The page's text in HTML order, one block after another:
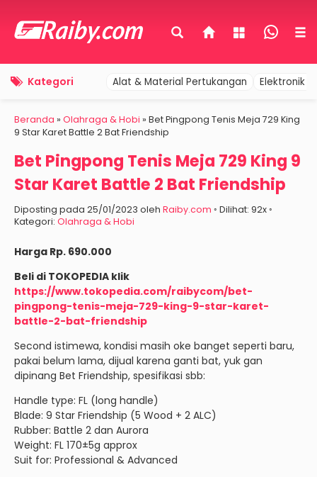
Kategori Alat & Material Pertukangan Elektronik
Beranda » Olahraga & Hobi » Bet Pingpong Tenis Meja 729 King
9 Star Karet Battle 2 Bat Friendship
Bet Pingpong Tenis Meja 729 King 9
Star Karet Battle 2 Bat Friendship
Diposting pada 25/01/2023 oleh Raiby.com ◦ Dilihat: 92x ◦
Kategori: Olahraga & Hobi
Harga Rp. 690.000
Beli di TOKOPEDIA klik
https://www.tokopedia.com/raibycom/bet-
pingpong-tenis-meja-729-king-9-star-karet-
battle-2-bat-friendship
Second istimewa, kondisi masih oke banget seperti baru,
pakai belum lama, dijual karena ganti bat, yuk gan
dipinang Bet Friendship, spesifikasi sbb:
Handle type: FL (long handle)
Blade: 9 Star Friendship (5 Wood + 2 ALC)
Rubber: Battle 2 dan Aurora
Weight: FL 170±5g approx
Suit for: Professional & Advanced